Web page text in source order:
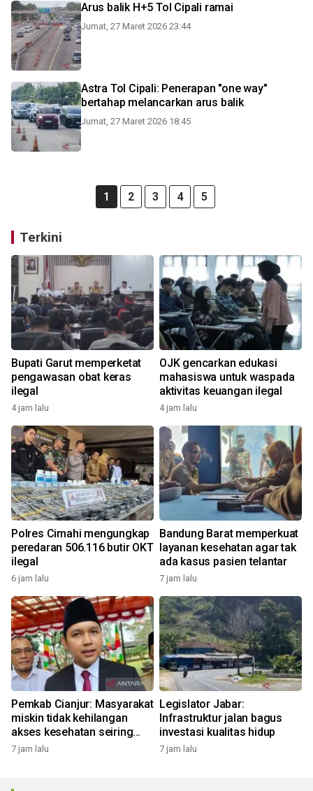
Arus balik H+5 Tol Cipali ramai
Jumat, 27 Maret 2026 23:44
Astra Tol Cipali: Penerapan "one way"
bertahap melancarkan arus balik
Jumat, 27 Maret 2026 18:45
1 2 3 4 5
Terkini
Bupati Garut memperketat
pengawasan obat keras
ilegal
4 jam lalu
OJK gencarkan edukasi
mahasiswa untuk waspada
aktivitas keuangan ilegal
4 jam lalu
Polres Cimahi mengungkap
peredaran 506.116 butir OKT
ilegal
6 jam lalu
Bandung Barat memperkuat
layanan kesehatan agar tak
ada kasus pasien telantar
7 jam lalu
Pemkab Cianjur: Masyarakat
miskin tidak kehilangan
akses kesehatan seiring
penghentian skema UHC
7 jam lalu
Legislator Jabar:
Infrastruktur jalan bagus
investasi kualitas hidup
7 jam lalu